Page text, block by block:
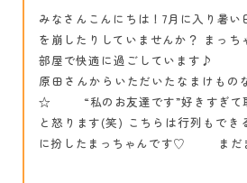
みなさんこんにちは！7月に入り暑
を崩したりしていませんか？ まっち
部屋で快適に過ごしています♪
原田さんからいただいたなまけもの
☆ “私のお友達です”好きすぎて取
と怒ります(笑) こちらは行列もでき
に扮したまっちゃんです♡ まだ